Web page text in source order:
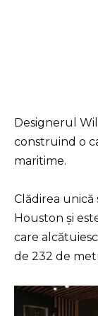
Designerul
construind o
maritime.
Clădirea unică
Houston și
care
de 232 de